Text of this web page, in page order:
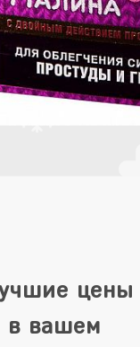
цены
в вашем